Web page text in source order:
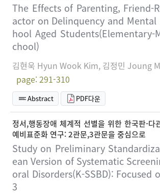
The Effects of Parenting, Friend-
actor on Delinquency and
hool Aged Students(Elementary-
chool)
김현욱 Hyun Wook Kim, 김정민 Joung
page: 291-310
Abstract PDF다운
정서,행동장애 체계적 선별을 위한 한국판-다
예비표준화 연구: 2관문,3관문을 중심으로
Study on Preliminary
ean Version of Systematic
oral Disorders(K-SSBD): Focused
3